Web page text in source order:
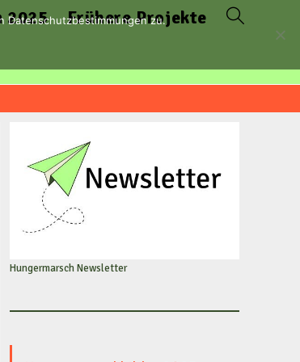
2025 Frühere Projekte Website-
umschalten
Hungermarsch Newsletter
Datenschutzbestimmungen zu.